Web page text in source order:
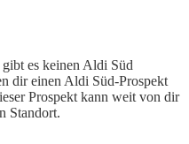
gibt es keinen Aldi Süd
dir einen Aldi Süd-Prospekt
Prospekt kann weit von dir
Standort.